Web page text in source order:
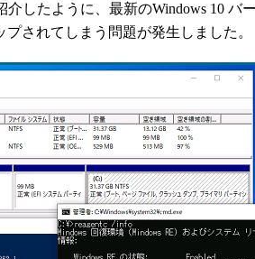
介したように、最新のWindows 10 バ
されてしまう問題が発生しました。